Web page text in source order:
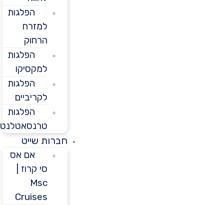
הפלגות
למזרח
הרחוק
הפלגות
למקסיקו
הפלגות
לקריביים
הפלגות
טרנסאטלנטיות
חברות שייט
אם אס
סי קרוז |
Cruises